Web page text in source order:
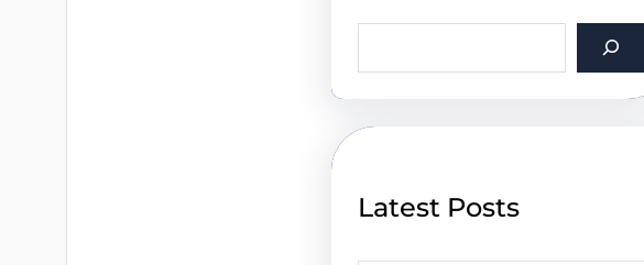
S
Latest Posts